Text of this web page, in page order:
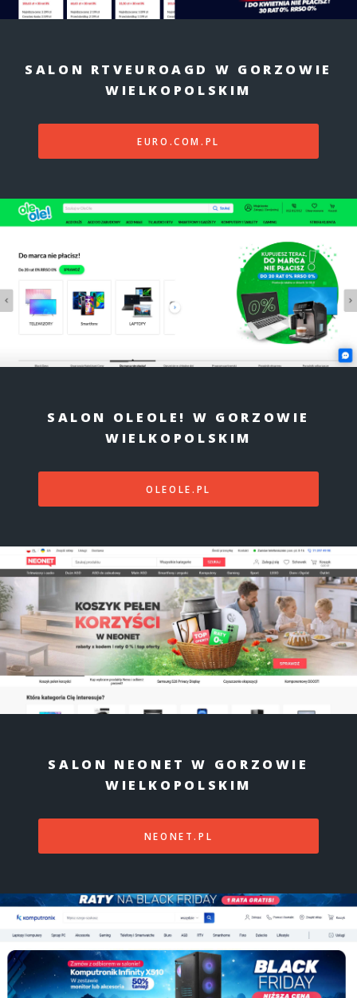
SALON RTVEUROAGD W GORZOWIE
WIELKOPOLSKIM
EURO.COM.PL
SALON OLEOLE! W GORZOWIE
WIELKOPOLSKIM
OLEOLE.PL
SALON NEONET W GORZOWIE
WIELKOPOLSKIM
NEONET.PL